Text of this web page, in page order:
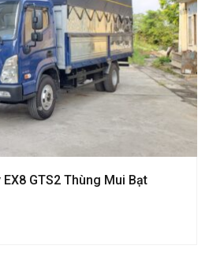
GTS2 Thùng Mui Bạt